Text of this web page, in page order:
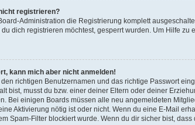
registrieren?
Administration die Registrierung komplett
dich registrieren möchtest, gesperrt wurden. Um Hilfe zu
kann mich aber nicht anmelden!
richtigen Benutzernamen und das richtige Passwort
bist, musst du bzw. einer deiner Eltern oder deiner
Bei einigen Boards müssen alle neu angemeldeten
Aktivierung nötig ist oder nicht. Wenn du eine E-Mail
Spam-Filter blockiert wurde. Wenn du dir sicher bist,